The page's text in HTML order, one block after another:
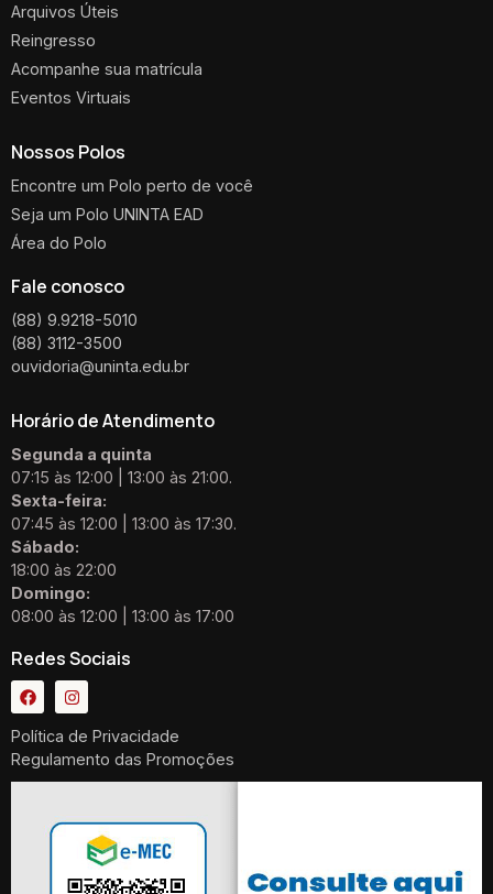
Arquivos Úteis
Reingresso
Acompanhe sua matrícula
Eventos Virtuais
Nossos Polos
Encontre um Polo perto de você
Seja um Polo UNINTA EAD
Área do Polo
Fale conosco
(88) 9.9218-5010
(88) 3112-3500
ouvidoria@uninta.edu.br
Horário de Atendimento
Segunda a quinta
07:15 às 12:00 | 13:00 às 21:00.
Sexta-feira:
07:45 às 12:00 | 13:00 às 17:30.
Sábado:
18:00 às 22:00
Domingo:
08:00 às 12:00 | 13:00 às 17:00
Redes Sociais
Política de Privacidade
Regulamento das Promoções